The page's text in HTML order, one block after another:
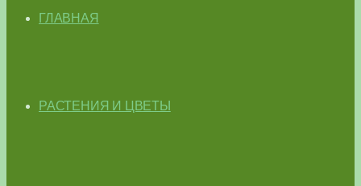
ГЛАВНАЯ
РАСТЕНИЯ И ЦВЕТЫ